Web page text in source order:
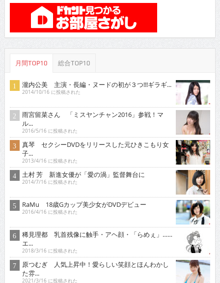
月間TOP10 総合TOP10
瀧内公美 主演・長編・ヌードの初が３つ!!!ギラギ...
2014/10/16 に投稿された
雨宮留菜さん 「ミスヤンチャン2016」参戦！マ
ル...
2016/5/16 に投稿された
真琴 セクシーDVDをリリースした元ひきこもり女
子...
2013/4/16 に投稿された
土村 芳 新進女優が「愛の渦」監督舞台に
2014/7/16 に投稿された
RaMu 18歳Gカップ美少女がDVDデビュー
2016/4/16 に投稿された
稀見理都 乳首残像に触手・アヘ顔・「らめぇ」……
エ...
2018/3/16 に投稿された
原つむぎ 人気上昇中！愛らしい笑顔とほんわかし
た雰...
2021/3/16 に投稿された